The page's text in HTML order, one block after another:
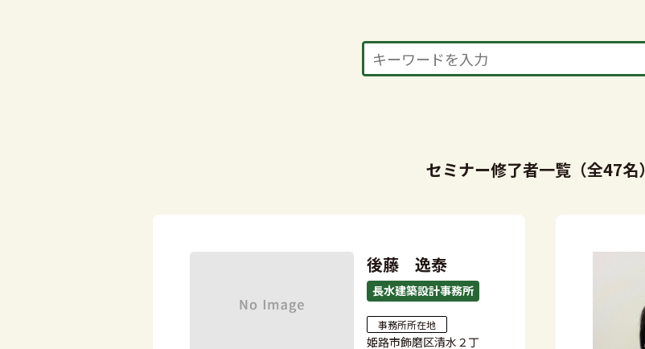
セミナー修了者一覧（全47名）
後藤 逸泰
長水建築設計事務所
事務所所在地
姫路市飾磨区清水２丁